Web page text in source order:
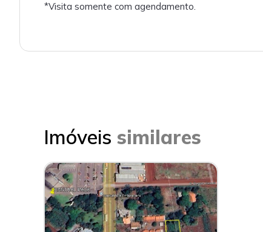
*Visita somente com agendamento.
Imóveis similares